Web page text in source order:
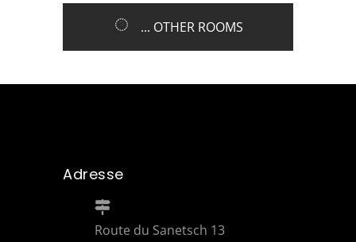
... OTHER ROOMS
Adresse
Route du Sanetsch 13